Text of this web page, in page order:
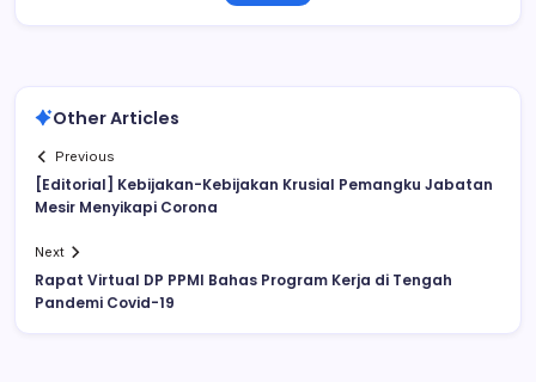
Other Articles
Previous
[Editorial] Kebijakan-Kebijakan Krusial Pemangku Jabatan
Mesir Menyikapi Corona
Next
Rapat Virtual DP PPMI Bahas Program Kerja di Tengah
Pandemi Covid-19